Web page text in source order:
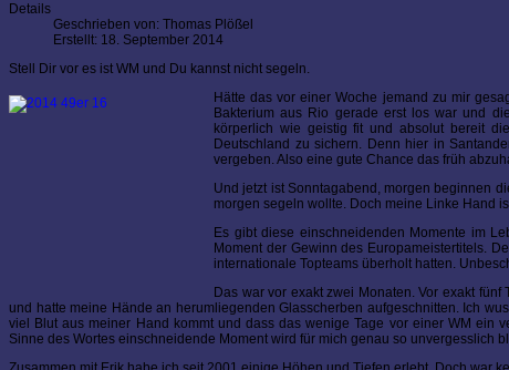
Details
Geschrieben von: Thomas Plößel
Erstellt: 18. September 2014
Stell Dir vor es ist WM und Du kannst nicht segeln.
Hätte das vor einer Woche jemand zu mir
Bakterium aus Rio gerade erst los war und
körperlich wie geistig fit und absolut bereit
Deutschland zu sichern. Denn hier in
vergeben. Also eine gute Chance das früh
Und jetzt ist Sonntagabend, morgen beginnen
morgen segeln wollte. Doch meine Linke Hand
Es gibt diese einschneidenden Momente im
Moment der Gewinn des Europameistertitels.
internationale Topteams überholt hatten.
Das war vor exakt zwei Monaten. Vor exakt
und hatte meine Hände an herumliegenden Glasscherben aufgeschnitten. Ich
viel Blut aus meiner Hand kommt und dass das wenige Tage vor einer WM ein
Sinne des Wortes einschneidende Moment wird für mich genau so unvergesslich